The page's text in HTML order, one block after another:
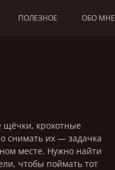
ПОЛЕЗНОЕ ОБО МНЕ
щёчки, крохотные
снимать их — задачка
месте. Нужно найти
чтобы поймать тот